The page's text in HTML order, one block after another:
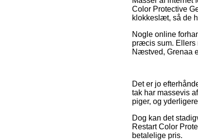
Color Protective
klokkeslæt, så de
Nogle online
præcis sum. Ellers
Næstved, Grenaa
Det er jo
tak har massevis
piger, og
Dog kan det
Restart Color
betalelige pris.